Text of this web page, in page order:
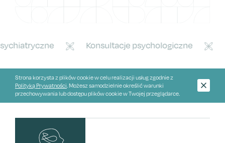
Konsultacje psychologiczne
Strona korzysta z plików cookie w celu realizacji usług zgodnie z
Polityką Prywatności . Możesz samodzielnie określić warunki
przechowywania lub dostępu plików cookie w Twojej przeglądarce.